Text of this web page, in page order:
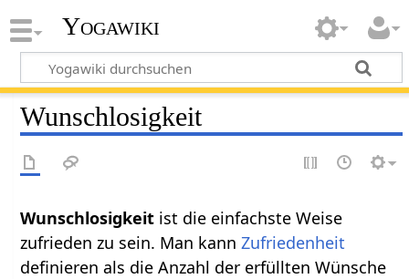
Yogawiki
Wunschlosigkeit
Wunschlosigkeit ist die einfachste Weise
zufrieden zu sein. Man kannZufriedenheit
definieren als die Anzahl der erfüllten Wünsche